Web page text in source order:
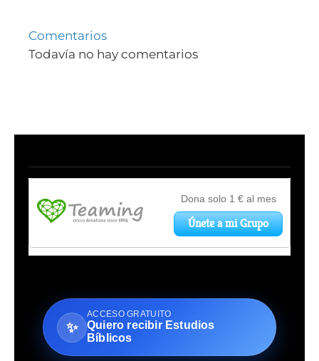
Comentarios
Todavía no hay comentarios
✨
ACCESO GRATUITO
Quiero recibir Estudios
Bíblicos